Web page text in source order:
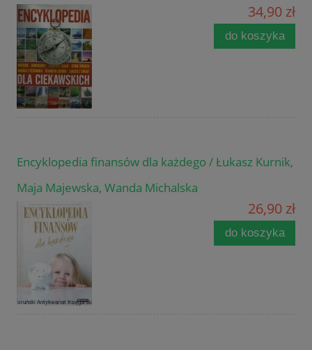
34,90 zł
do koszyka
Encyklopedia finansów dla każdego / Łukasz Kurnik,
Maja Majewska, Wanda Michalska
26,90 zł
do koszyka